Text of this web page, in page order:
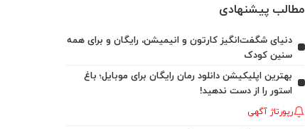
مطالب پیشنهادی
دنیای شگفت‌انگیز کارتون و انیمیشن، رایگان و برای همه
سنین کودک
بهترین اپلیکیشن دانلود رمان رایگان برای موبایل؛ باغ
استور را از دست ندهید!
رپورتاژ آگهی